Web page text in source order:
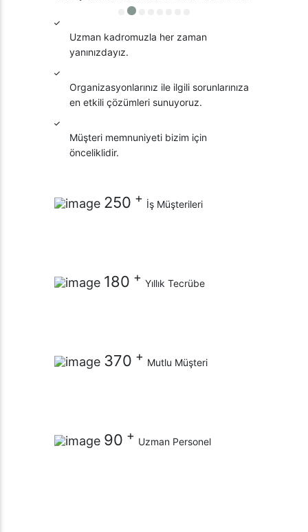
Uzman kadromuzla her zaman
yanınızdayız.
Organizasyonlarınız ile ilgili sorunlarınıza
en etkili çözümleri sunuyoruz.
Müşteri memnuniyeti bizim için
önceliklidir.
250 + İş Müşterileri
180 + Yıllık Tecrübe
370 + Mutlu Müşteri
90 + Uzman Personel